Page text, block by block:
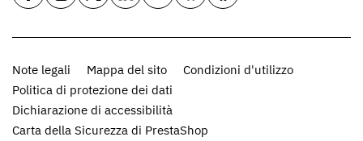
Note legali Mappa del sito
Condizioni d'utilizzo
Politica di protezione dei dati
Dichiarazione di accessibilità
Carta della Sicurezza di PrestaShop